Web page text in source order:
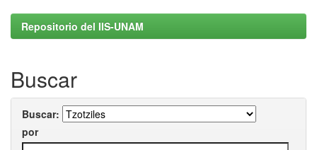
Repositorio del IIS-UNAM
Buscar
Buscar:
por